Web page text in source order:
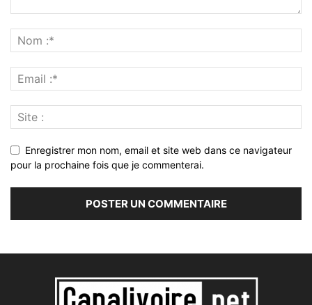
Enregistrer mon nom, email et site web dans ce navigateur
pour la prochaine fois que je commenterai.